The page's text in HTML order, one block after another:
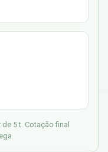
5 t. Cotação final